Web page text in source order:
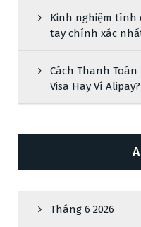
Kinh nghiệm tính
tay chính xác
Cách Thanh Toán
Visa Hay Ví Alipay?
Tháng 6 2026